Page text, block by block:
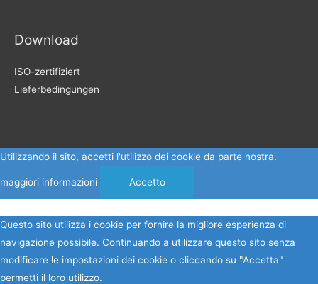
Download
ISO-zertifiziert
Lieferbedingungen
Utilizzando il sito, accetti l'utilizzo dei cookie da parte nostra.
maggiori informazioni Accetto
Questo sito utilizza i cookie per fornire la migliore esperienza di
navigazione possibile. Continuando a utilizzare questo sito senza
modificare le impostazioni dei cookie o cliccando su "Accetta"
permetti il loro utilizzo.